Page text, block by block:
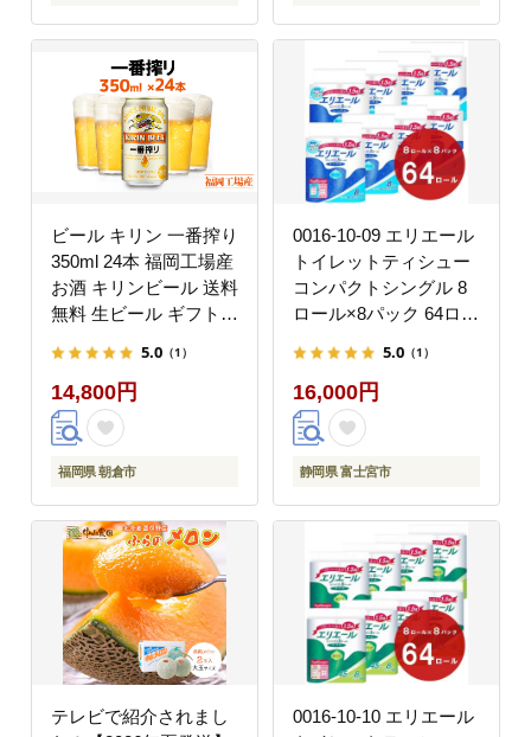
ビール キリン 一番搾り
350ml 24本 福岡工場産
お酒 キリンビール 送料
無料 生ビール ギフト
麦汁 麦100％ すみきっ
た味わい
5.0 （1）
14,800円
福岡県 朝倉市
0016-10-09 エリエール
トイレットティシュー
コンパクトシングル 8
ロール×8パック 64ロー
イレットペーパー シン
グル パルプ100％ 香り
つき 日用品 消耗品 備
蓄
5.0 （1）
16,000円
静岡県 富士宮市
テレビで紹介されまし
0016-10-10 エリエール